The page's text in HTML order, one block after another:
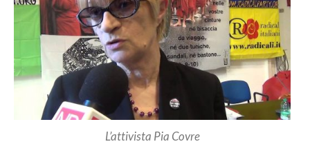
L’attivista Pia Covre